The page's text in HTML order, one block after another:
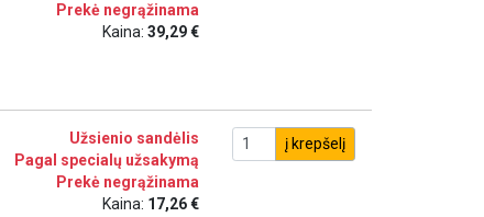
Prekė negrąžinama
Kaina: 39,29 €
Užsienio sandėlis
Pagal specialų užsakymą
Prekė negrąžinama
Kaina: 17,26 €
į krepšelį